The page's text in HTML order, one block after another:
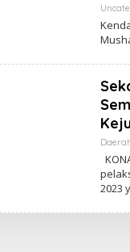
2023